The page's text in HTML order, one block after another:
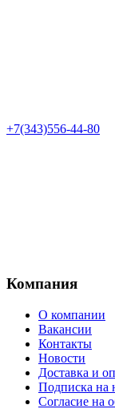
+7(343)556-44-80
Компания
О компании
Вакансии
Контакты
Новости
Доставка и
Подписка на
Согласие на